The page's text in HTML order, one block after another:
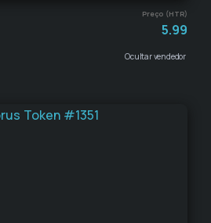
Preço (HTR)
5.99
Ocultar vendedor